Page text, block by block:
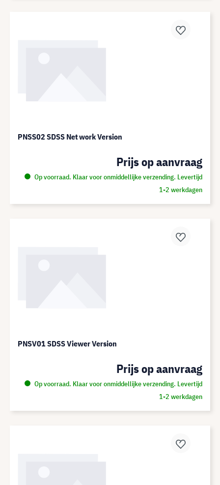
PNSS02 SDSS Net work Version
Prijs op aanvraag
Op voorraad. Klaar voor onmiddellijke verzending. Levertijd
1-2 werkdagen
PNSV01 SDSS Viewer Version
Prijs op aanvraag
Op voorraad. Klaar voor onmiddellijke verzending. Levertijd
1-2 werkdagen